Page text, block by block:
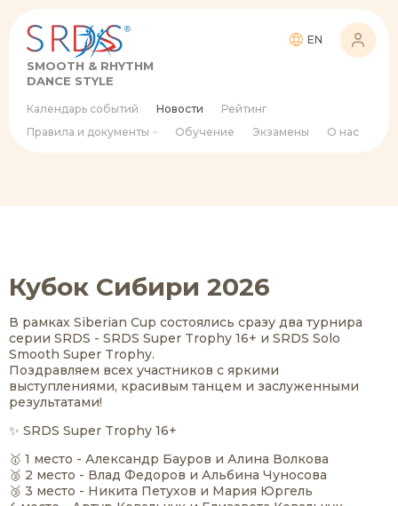
SMOOTH & RHYTHM
DANCE STYLE
EN
Календарь событий Новости
Рейтинг
Правила и документы
Обучение Экзамены О нас
Кубок Сибири 2026
В рамках Siberian Cup состоялись сразу два турнира
серии SRDS - SRDS Super Trophy 16+ и SRDS Solo
Smooth Super Trophy.
Поздравляем всех участников с яркими
выступлениями, красивым танцем и заслуженными
результатами!
✨ SRDS Super Trophy 16+
🥇 1 место - Александр Бауров и Алина Волкова
🥈 2 место - Влад Федоров и Альбина Чуносова
🥉 3 место - Никита Петухов и Мария Юргель